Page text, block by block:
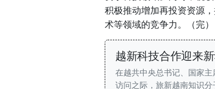
积极推动增加再投资资源
术等领域的竞争力。（完）
越新科技合作迎来
在越共中央总书记、国家
访问之际，旅新越南知识